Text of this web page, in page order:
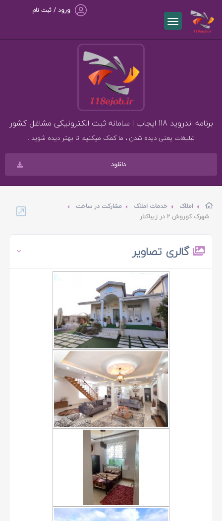
ورود / ثبت نام
برنامه اندروید 118 ایجاب | سامانه ثبت الکترونیکی مشاغل کشور
تبلیغات یعنی دیده شدن ، ما کمک میکنیم تا بهتر دیده شوید .
دانلود
املاک خدمات املاک
مشارکت در ساخت
شهرک کوروش 2 در زیباکنار
گالری تصاویر